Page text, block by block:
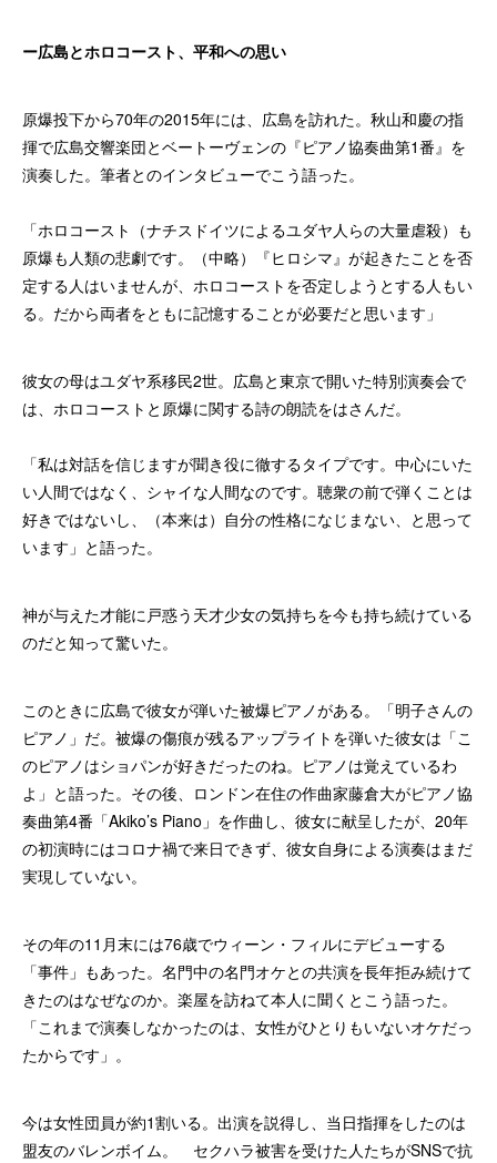
ー広島とホロコースト、平和への思い
原爆投下から70年の2015年には、広島を訪れた。秋山和慶の指
揮で広島交響楽団とベートーヴェンの『ピアノ協奏曲第1番』を
演奏した。筆者とのインタビューでこう語った。
「ホロコースト（ナチスドイツによるユダヤ人らの大量虐殺）も
原爆も人類の悲劇です。（中略）『ヒロシマ』が起きたことを否
定する人はいませんが、ホロコーストを否定しようとする人もい
る。だから両者をともに記憶することが必要だと思います」
彼女の母はユダヤ系移民2世。広島と東京で開いた特別演奏会で
は、ホロコーストと原爆に関する詩の朗読をはさんだ。
「私は対話を信じますが聞き役に徹するタイプです。中心にいた
い人間ではなく、シャイな人間なのです。聴衆の前で弾くことは
好きではないし、（本来は）自分の性格になじまない、と思って
います」と語った。
神が与えた才能に戸惑う天才少女の気持ちを今も持ち続けている
のだと知って驚いた。
このときに広島で彼女が弾いた被爆ピアノがある。「明子さんの
ピアノ」だ。被爆の傷痕が残るアップライトを弾いた彼女は「こ
のピアノはショパンが好きだったのね。ピアノは覚えているわ
よ」と語った。その後、ロンドン在住の作曲家藤倉大がピアノ協
奏曲第4番「Akiko’s Piano」を作曲し、彼女に献呈したが、20年
の初演時にはコロナ禍で来日できず、彼女自身による演奏はまだ
実現していない。
その年の11月末には76歳でウィーン・フィルにデビューする
「事件」もあった。名門中の名門オケとの共演を長年拒み続けて
きたのはなぜなのか。楽屋を訪ねて本人に聞くとこう語った。
「これまで演奏しなかったのは、女性がひとりもいないオケだっ
たからです」。
今は女性団員が約1割いる。出演を説得し、当日指揮をしたのは
盟友のバレンボイム。 セクハラ被害を受けた人たちがSNSで抗